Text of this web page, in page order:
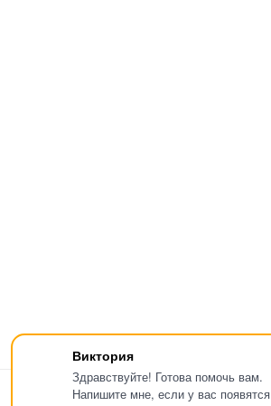
Виктория
Здравствуйте! Готова помочь вам.
Напишите мне, если у вас появятся